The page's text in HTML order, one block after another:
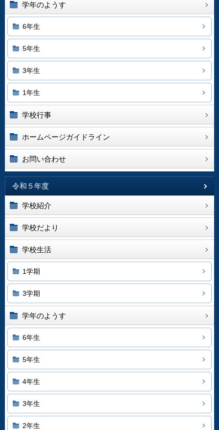
学年のようす
6年生
5年生
3年生
1年生
学校行事
ホームページガイドライン
お問い合わせ
令和５年度
学校紹介
学校だより
学校生活
1学期
3学期
学年のようす
6年生
5年生
4年生
3年生
2年生